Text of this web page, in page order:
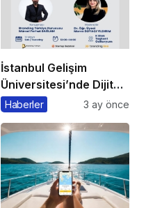
İstanbul Gelişim
Üniversitesi’nde Dijital
Markalaşma 1.0
Haberler 3 ay önce